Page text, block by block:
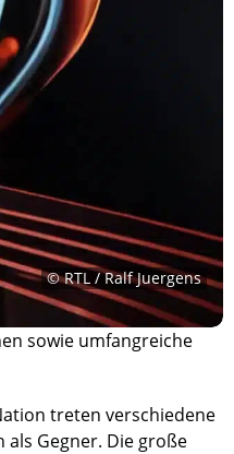
© RTL / Ralf Juergens
sowie umfangreiche
treten verschiedene
Gegner. Die große